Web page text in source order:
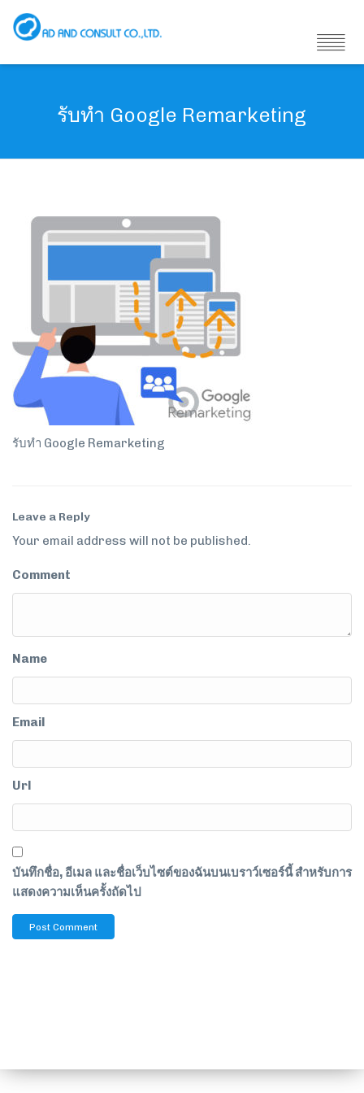
รับทำ Google Remarketing
รับทำ Google Remarketing
Leave a Reply
Your email address will not be published.
Comment
Name
Email
Url
บันทึกชื่อ, อีเมล และชื่อเว็บไซต์ของฉันบนเบราว์เซอร์นี้ สำหรับการ
แสดงความเห็นครั้งถัดไป